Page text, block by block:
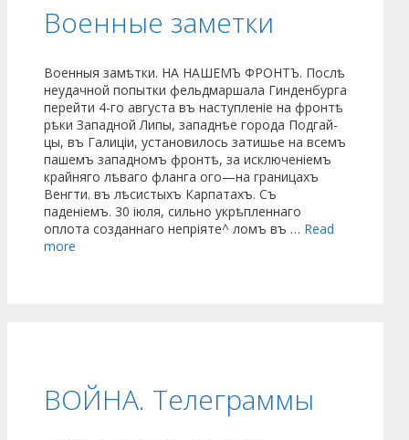
Военные заметки
Военныя замѣтки. НА НАШЕМЪ ФРОНТЪ. Послѣ
неудачной попытки фельдмаршала Гинденбурга
перейти 4-го августа въ наступленіе на фронтѣ
рѣки Западной Липы, западнѣе города Подгай-
цы, въ Галиціи, установилось затишье на всемъ
пашемъ западномъ фронтѣ, за исключеніемъ
крайняго лѣваго фланга ого—на границахъ
Венгти. въ лѣсистыхъ Карпатахъ. Съ
паденіемъ. 30 іюля, сильно укрѣпленнаго
оплота созданнаго непріяте^ ломъ въ … Read
more
ВОЙНА. Телеграммы